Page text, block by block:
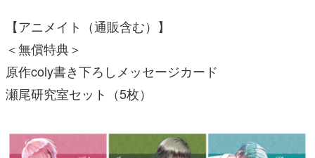
【アニメイト（通販含む）】
＜無償特典＞
原作coly書き下ろしメッセージカード
瀬尾研究室セット（5枚）